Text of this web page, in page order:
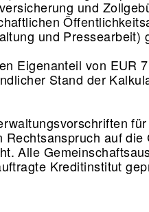
und
und Pressearbeit)
Eigenanteil von EUR
Stand der
Rechtsanspruch auf die
Alle
Kreditinstitut